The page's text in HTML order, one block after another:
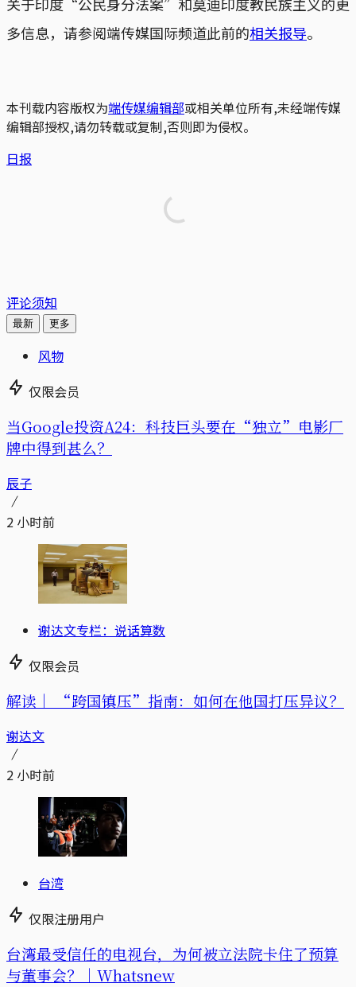
多信息，请参阅端传媒国际频道此前的相关报导。
本刊载内容版权为端传媒编辑部或相关单位所有,未经端传媒
编辑部授权,请勿转载或复制,否则即为侵权。
日报
评论须知
最新 更多
风物
仅限会员
当Google投资A24：科技巨头要在“独立”电影厂
牌中得到甚么？
辰子
2 小时前
谢达文专栏：说话算数
仅限会员
解读｜ “跨国镇压”指南：如何在他国打压异议？
谢达文
2 小时前
台湾
仅限注册用户
台湾最受信任的电视台，为何被立法院卡住了预算
与董事会？｜Whatsnew